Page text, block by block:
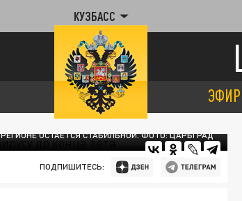
КУЗБАСС
ЭФИР
ОСТАЕТСЯ СТАБИЛЬНОЙ. ФОТО: ЦАРЬГРАД
ПОДПИШИТЕСЬ: